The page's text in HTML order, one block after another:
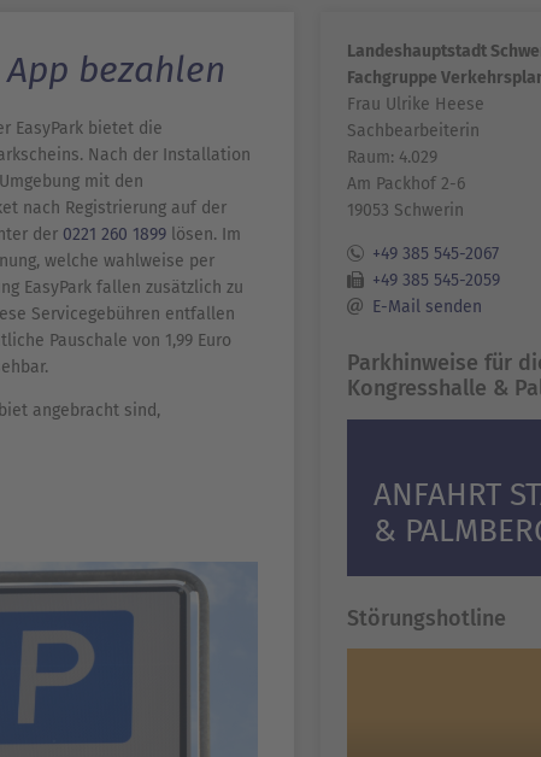
bezahlen
EasyPark bietet die
Nach der Installation
mit den
nach Registrierung auf der
der 0221 260 1899 lösen. Im
welche wahlweise per
EasyPark fallen zusätzlich zu
Servicegebühren entfallen
Pauschale von 1,99 Euro
angebracht sind,
Landeshauptstadt
Fachgruppe
Frau Ulrike Heese
Sachbearbeiterin
Raum: 4.029
Am Packhof 2-6
19053 Schwerin
+49 385 545-2067
+49 385 545-2059
E-Mail senden
Parkhinweise für
Kongresshalle &
ANFAHRT
&
Störungshotline